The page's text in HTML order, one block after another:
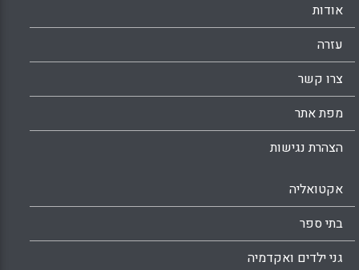
אודות
עזרה
צרו קשר
מפת אתר
הצהרת נגישות
אקטואליה
בתי ספר
גני ילדים ואקדמיה